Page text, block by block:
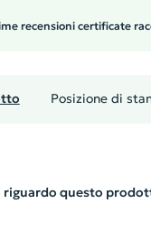
recensioni certificate
Posizione di
riguardo questo